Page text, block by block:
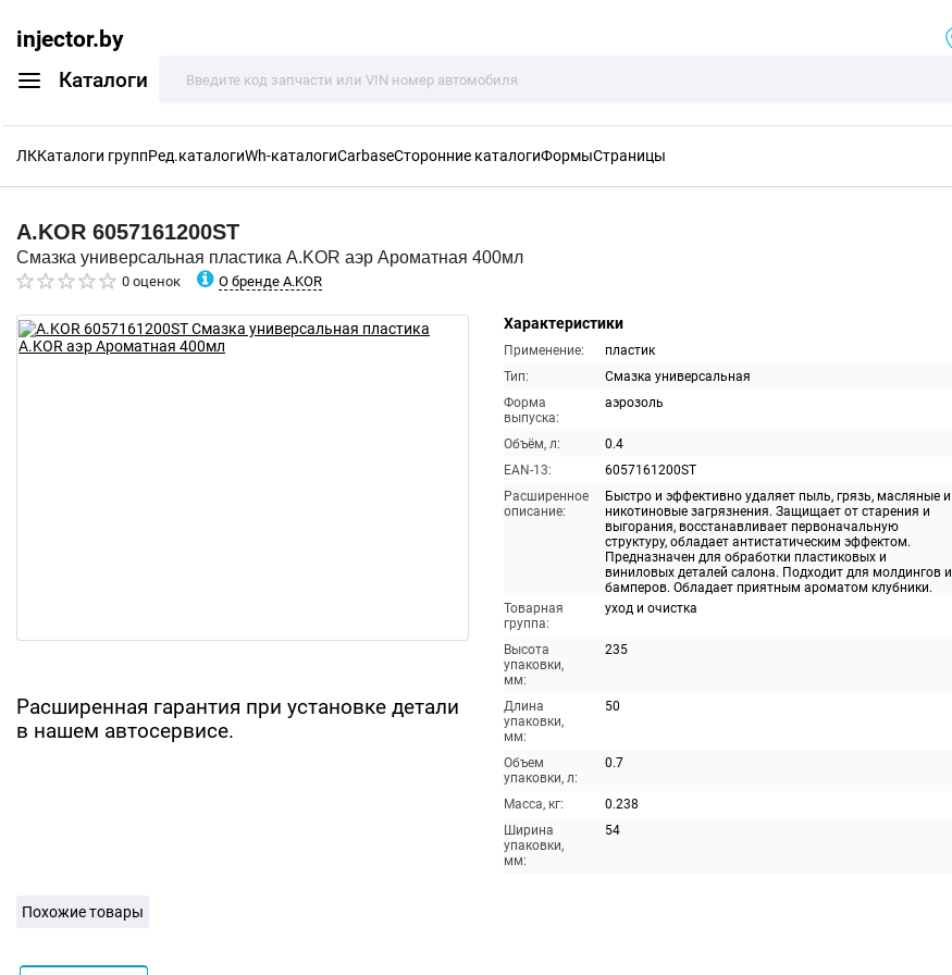
injector.by
Каталоги
ЛККаталоги группРед.каталогиWh-каталогиCarbaseСторонние каталогиФормыСтраницы
A.KOR 6057161200ST
Смазка универсальная пластика A.KOR аэр Ароматная 400мл
0 оценок О бренде A.KOR
Расширенная гарантия при установке детали
в нашем автосервисе.
Характеристики
Применение:
пластик
Тип:
Смазка универсальная
Форма
выпуска:
аэрозоль
Объём, л:
0.4
EAN-13:
6057161200ST
Расширенное
описание:
Быстро и эффективно удаляет пыль, грязь, масляные и
никотиновые загрязнения. Защищает от старения и
выгорания, восстанавливает первоначальную
структуру, обладает антистатическим эффектом.
Предназначен для обработки пластиковых и
виниловых деталей салона. Подходит для молдингов и
бамперов. Обладает приятным ароматом клубники.
Товарная
группа:
уход и очистка
Высота
упаковки,
мм:
235
Длина
упаковки,
мм:
50
Объем
упаковки, л:
0.7
Масса, кг:
0.238
Ширина
упаковки,
мм:
54
Похожие товары